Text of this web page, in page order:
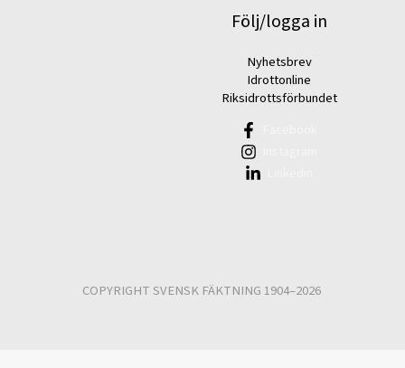
Följ/logga in
Nyhetsbrev
Idrottonline
Riksidrottsförbundet
COPYRIGHT SVENSK FÄKTNING 1904–2026